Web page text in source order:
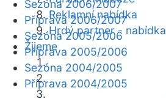
Reklamní nabídka
Hrdý partner - nabídka
Žijeme
Sezóna 2006/2007
Příprava 2006/2007
Sezóna 2005/2006
Příprava 2005/2006
Sezóna 2004/2005
Příprava 2004/2005